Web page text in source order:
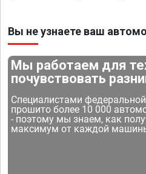
Вы не узнаете ваш
Мы работаем для
почувствовать
Специалистами
прошито более 10 000
- поэтому мы знаем, как
максимум от каждой